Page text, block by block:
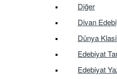
Diğer
Divan
Dünya
Edebiyat
Edebiyat